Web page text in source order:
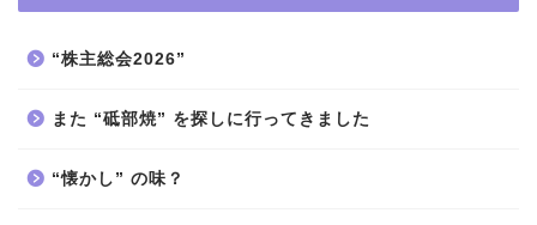
“株主総会2026”
また “砥部焼” を探しに行ってきました
“懐かし” の味？